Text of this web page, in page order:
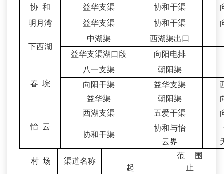
协 和
益华支渠 协和干渠
明月湾
益华支渠 协和干渠
下西湖
中湖渠 西湖渠出口
益华支渠湖口段
向阳电排
春 垸
八一支渠
朝阳渠
向阳干渠
益华支渠
益华渠
朝阳渠
怡 云
西湖支渠 五爱干渠
协和干渠
协和与怡
云界
村 场 渠道名称
范 围
起
止